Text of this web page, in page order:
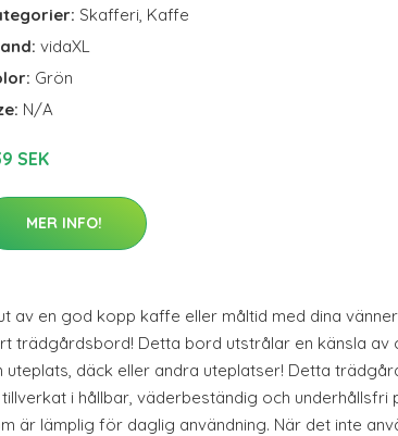
Skafferi, Kaffe
vidaXL
Grön
N/A
SEK
MER INFO!
av en god kopp kaffe eller måltid med dina
trädgårdsbord! Detta bord utstrålar en känsla av
uteplats, däck eller andra uteplatser! Detta
i hållbar, väderbeständig och underhållsfri
är lämplig för daglig användning. När det inte